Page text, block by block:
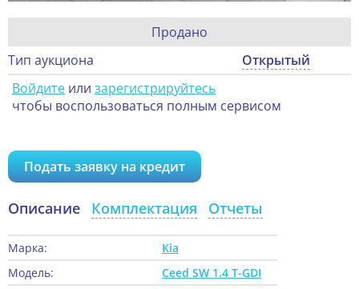
Продано
Тип аукциона
Открытый
Войдите или зарегистрируйтесь
чтобы воспользоваться полным сервисом
Подать заявку на кредит
Описание Комплектация Отчеты
Марка:
Kia
Модель:
Ceed SW 1.4 T-GDI